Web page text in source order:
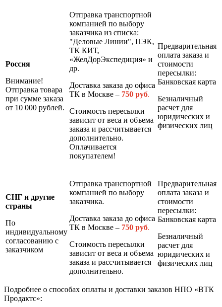
Россия
Внимание!
Отправка товара
при сумме заказа
от 10 000 рублей.
Отправка транспортной
компанией по выбору
заказчика из списка:
"Деловые Линии", ПЭК,
ТК КИТ,
«ЖелДорЭкспедиция» и
др.
Доставка заказа до офиса
ТК в Москве – 750 руб.
Стоимость пересылки
зависит от веса и объема
заказа и рассчитывается
дополнительно.
Оплачивается
покупателем!
Предварительная
оплата заказа и
стоимости
пересылки:
Банковская карта
Безналичный
расчет для
юридических и
физических лиц
СНГ и другие
страны
По
индивидуальному
согласованию с
заказчиком
Отправка транспортной
компанией по выбору
заказчика.
Доставка заказа до офиса
ТК в Москве – 750 руб.
Стоимость пересылки
зависит от веса и объема
заказа и рассчитывается
дополнительно.
Предварительная
оплата заказа и
стоимости
пересылки:
Банковская карта
Безналичный
расчет для
юридических и
физических лиц
Подробнее о способах оплаты и доставки заказов НПО «ВТК
Продактс»: